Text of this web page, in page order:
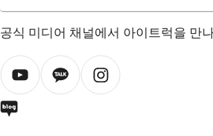
공식 미디어 채널에서 아이트럭을 만